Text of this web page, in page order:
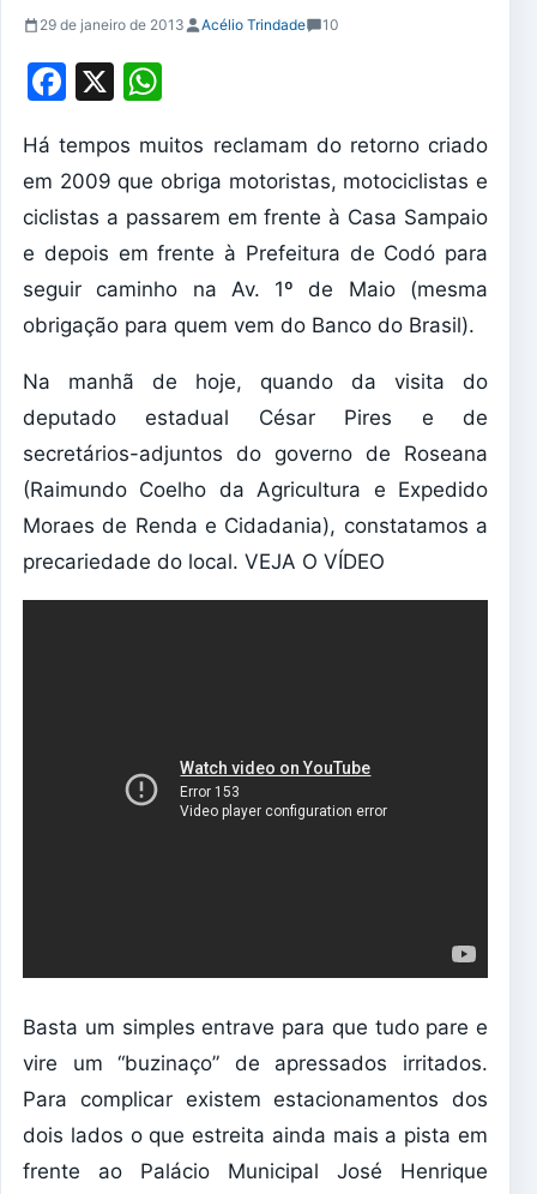
29 de janeiro de 2013 Acélio Trindade 10
Facebook
X
Há tempos muitos reclamam do retorno criado
em 2009 que obriga motoristas, motociclistas e
ciclistas a passarem em frente à Casa Sampaio
e depois em frente à Prefeitura de Codó para
seguir caminho na Av. 1º de Maio (mesma
obrigação para quem vem do Banco do Brasil).
Na manhã de hoje, quando da visita do
deputado estadual César Pires e de
secretários-adjuntos do governo de Roseana
(Raimundo Coelho da Agricultura e Expedido
Moraes de Renda e Cidadania), constatamos a
precariedade do local. VEJA O VÍDEO
Basta um simples entrave para que tudo pare e
vire um “buzinaço” de apressados irritados.
Para complicar existem estacionamentos dos
dois lados o que estreita ainda mais a pista em
frente ao Palácio Municipal José Henrique